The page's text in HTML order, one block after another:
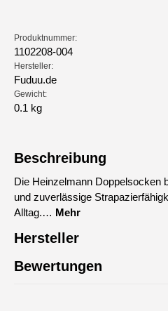
Produktnummer:
1102208-004
Hersteller:
Fuduu.de
Gewicht:
0.1 kg
Beschreibung
Die Heinzelmann Doppelsocken
und zuverlässige
Alltag.… Mehr
Hersteller
Bewertungen